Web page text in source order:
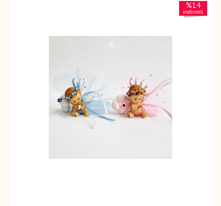
%14
indirimli